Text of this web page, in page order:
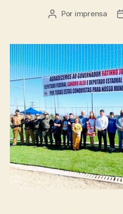
Autor
Por imprensa